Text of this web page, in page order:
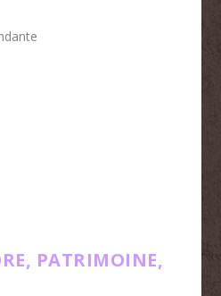
PATRIMOINE,